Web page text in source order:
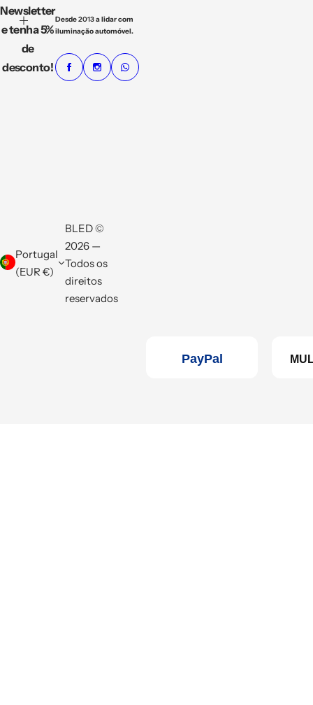
Newsletter
e tenha 5%
de
desconto!
Desde2013a lidar com
iluminação automóvel.
Portugal
(EUR €)
BLED ©
2026 —
Todos os
direitos
reservados